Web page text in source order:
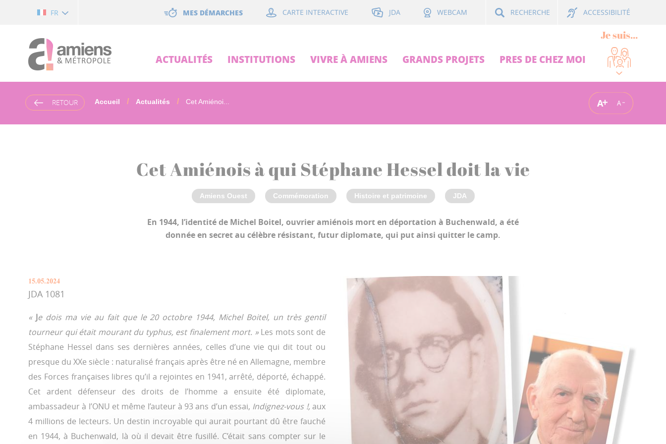
FR MES DÉMARCHES CARTE INTERACTIVE JDA WEBCAM RECHERCHE ACCESSIBILITÉ
ACTUALITÉS INSTITUTIONS VIVRE À AMIENS GRANDS PROJETS PRES DE CHEZ MOI
Je suis...
RETOUR Accueil Actualités Cet Amiénoi... A A
Cet Amiénois à qui Stéphane Hessel doit la vie
Amiens Ouest Commémoration Histoire et patrimoine JDA
En 1944, l’identité de Michel Boitel, ouvrier amiénois mort en déportation à Buchenwald, a été
donnée en secret au célèbre résistant, futur diplomate, qui put ainsi quitter le camp.
15.05.2024
JDA 1081
« Je dois ma vie au fait que le 20 octobre 1944, Michel Boitel, un très gentil
tourneur qui était mourant du typhus, est finalement mort. »Les mots sont de
Stéphane Hessel dans ses dernières années, celles d’une vie qui dit tout ou
presque du XXe siècle : naturalisé français après être né en Allemagne, membre
des Forces françaises libres qu’il a rejointes en 1941, arrêté, déporté, échappé.
Cet ardent défenseur des droits de l’homme a ensuite été diplomate,
ambassadeur à l’ONU et même l’auteur à 93 ans d’un essai, Indignez-vous !,aux
4 millions de lecteurs. Un destin incroyable qui aurait pourtant dû être fauché
en 1944, à Buchenwald, là où il devait être fusillé. C’était sans compter sur le